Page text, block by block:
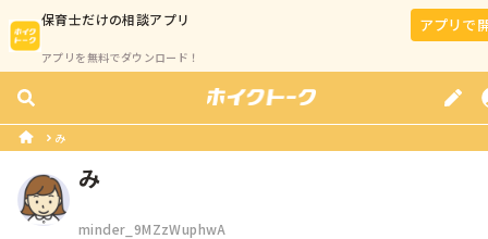
保育士だけの相談アプリ
アプリを無料でダウンロード！
アプリで
み
み
minder_9MZzWuphwA